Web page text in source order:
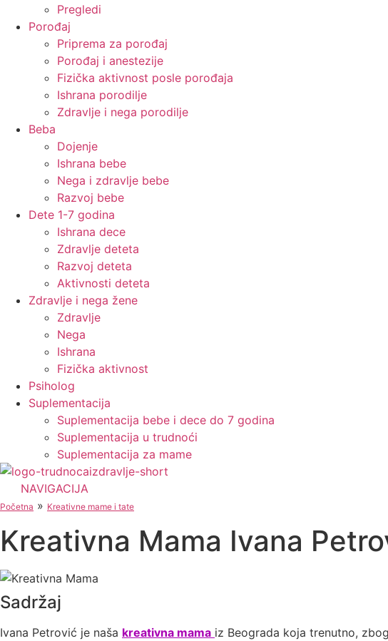
Pregledi
Porođaj
Priprema za porođaj
Porođaj i anestezije
Fizička aktivnost posle porođaja
Ishrana porodilje
Zdravlje i nega porodilje
Beba
Dojenje
Ishrana bebe
Nega i zdravlje bebe
Razvoj bebe
Dete 1-7 godina
Ishrana dece
Zdravlje deteta
Razvoj deteta
Aktivnosti deteta
Zdravlje i nega žene
Zdravlje
Nega
Ishrana
Fizička aktivnost
Psiholog
Suplementacija
Suplementacija bebe i dece do 7 godina
Suplementacija u trudnoći
Suplementacija za mame
NAVIGACIJA
Početna » Kreativne mame i tate
Kreativna Mama Ivana
Sadržaj
Ivana Petrović je naša kreativna mama iz Beograda koja trenutno,